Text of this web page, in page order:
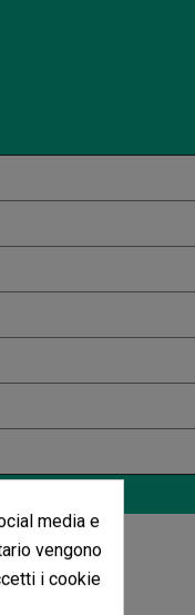
media e
vengono
i cookie